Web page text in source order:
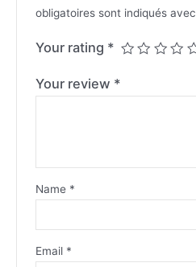
obligatoires sont indiqués avec
Your rating *
Your review *
Name *
Email *